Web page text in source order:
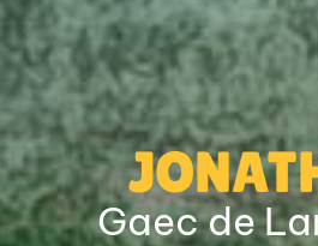
Gaec de